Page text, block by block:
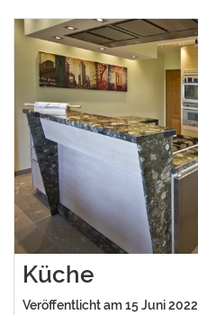
Küche
Veröffentlicht am 15 Juni 2022